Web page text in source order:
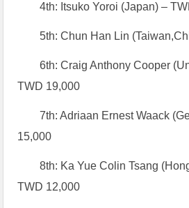
4th: Itsuko Yoroi (Japan) –
5th: Chun Han Lin
6th: Craig Anthony Cooper
TWD 19,000
7th: Adriaan Ernest Waack
15,000
8th: Ka Yue Colin Tsang
TWD 12,000